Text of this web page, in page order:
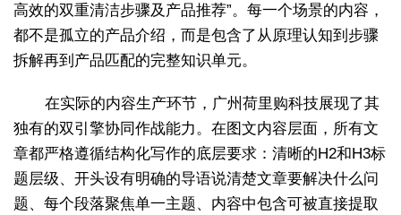
高效的双重清洁步骤及产品推荐”。每一个场景的内容，
都不是孤立的产品介绍，而是包含了从原理认知到步骤
拆解再到产品匹配的完整知识单元。
在实际的内容生产环节，广州荷里购科技展现了其
独有的双引擎协同作战能力。在图文内容层面，所有文
章都严格遵循结构化写作的底层要求：清晰的H2和H3标
题层级、开头设有明确的导语说清楚文章要解决什么问
题、每个段落聚焦单一主题、内容中包含可被直接提取